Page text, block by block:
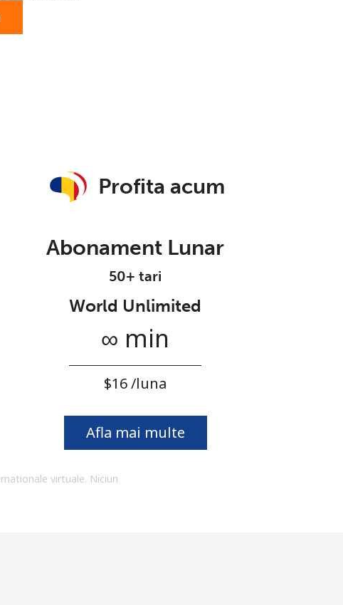
Profita acum
Abonament Lunar
50+ tari
World Unlimited
∞ min
⁦$16⁩ /luna
Afla mai multe
virtuale. Niciun